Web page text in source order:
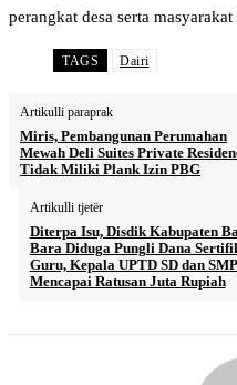
perangkat desa serta
TAGS Dairi
Artikulli paraprak
Miris, Pembangunan Perumahan
Mewah Deli Suites Private
Tidak Miliki Plank Izin PBG
Artikulli tjetër
Diterpa Isu, Disdik Kabupaten
Bara Diduga Pungli Dana
Guru, Kepala UPTD SD dan SMP
Mencapai Ratusan Juta Rupiah